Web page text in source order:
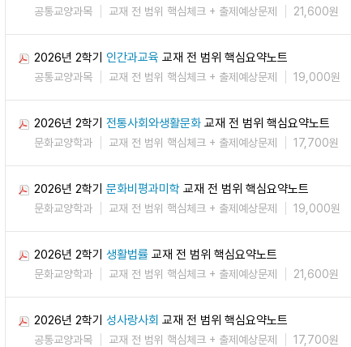
공통교양과목 교재 전 범위 핵심체크 + 출제예상문제 21,600원
2026년 2학기 인간과교육 교재 전 범위 핵심요약노트
공통교양과목 교재 전 범위 핵심체크 + 출제예상문제 19,000원
2026년 2학기 전통사회와생활문화 교재 전 범위 핵심요약노트
문화교양학과 교재 전 범위 핵심체크 + 출제예상문제 17,700원
2026년 2학기 문화비평과미학 교재 전 범위 핵심요약노트
문화교양학과 교재 전 범위 핵심체크 + 출제예상문제 19,000원
2026년 2학기 생활법률 교재 전 범위 핵심요약노트
문화교양학과 교재 전 범위 핵심체크 + 출제예상문제 21,600원
2026년 2학기 성사랑사회 교재 전 범위 핵심요약노트
공통교양과목 교재 전 범위 핵심체크 + 출제예상문제 17,700원